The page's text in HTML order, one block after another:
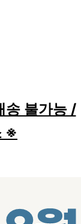
송 불가능 /
※